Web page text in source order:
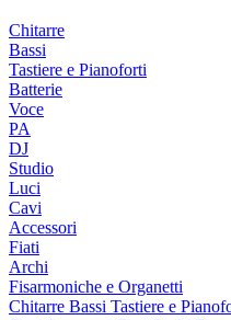
Chitarre
Bassi
Tastiere e Pianoforti
Batterie
Voce
PA
DJ
Studio
Luci
Cavi
Accessori
Fiati
Archi
Fisarmoniche e Organetti
Chitarre Bassi Tastiere e